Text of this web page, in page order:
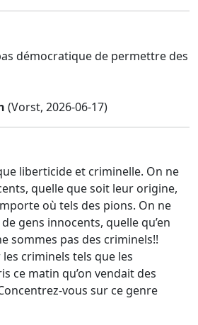
démocratique de permettre des
(Vorst, 2026-06-17)
liberticide et criminelle. On ne
quelle que soit leur origine,
où tels des pions. On ne
gens innocents, quelle qu’en
sommes pas des criminels!!
criminels tels que les
ce matin qu’on vendait des
vous sur ce genre